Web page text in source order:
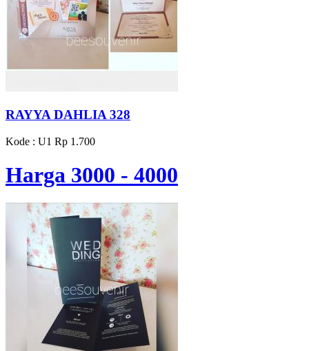
RAYYA DAHLIA 328
Kode : U1 Rp 1.700
Harga 3000 - 4000